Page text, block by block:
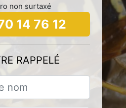
non surtaxé
14 76 12
RAPPELÉ